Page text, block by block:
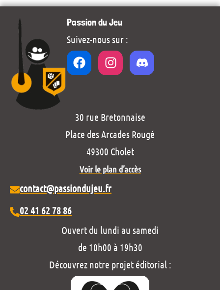
Passion du Jeu
Suivez-nous sur :
30 rue Bretonnaise
Place des Arcades Rougé
49300 Cholet
Voir le plan d’accès
contact@passiondujeu.fr
02 41 62 78 86
Ouvert du lundi au samedi
de 10h00 à 19h30
Découvrez notre projet éditorial :